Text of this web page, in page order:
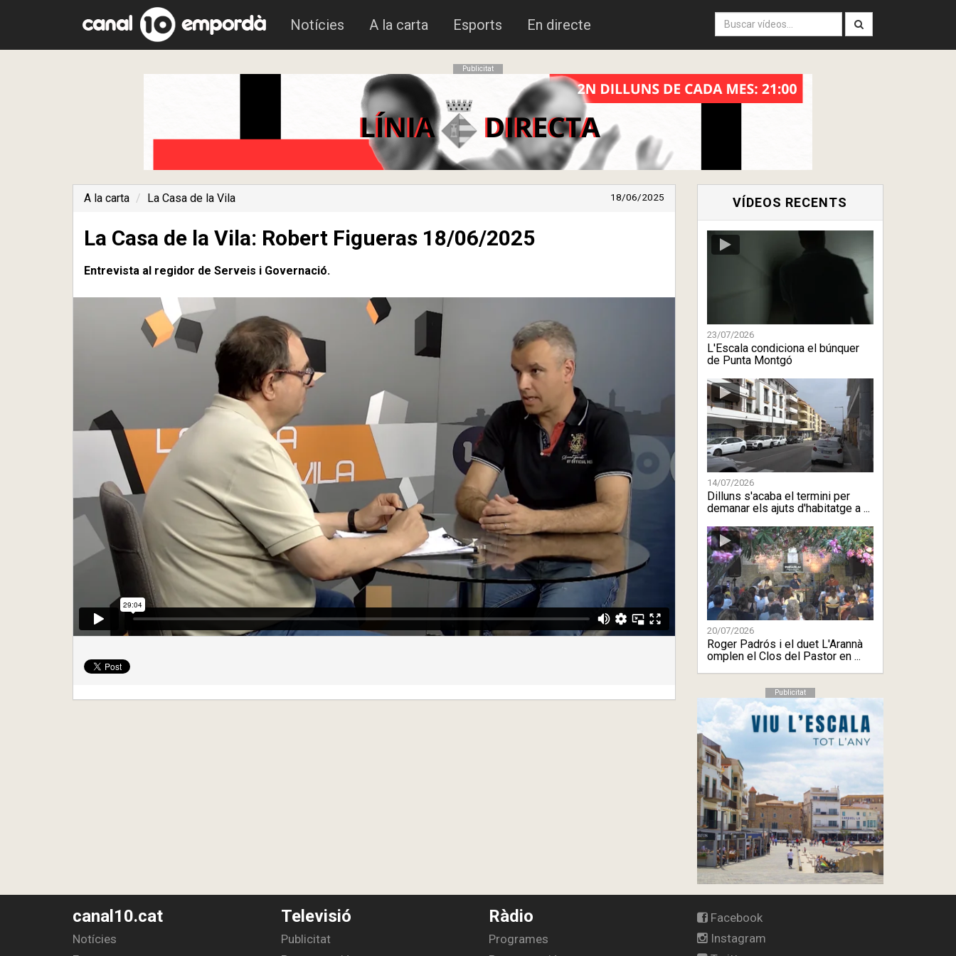
Notícies A la carta Esports En directe
Publicitat
A la carta La Casa de la Vila 18/06/2025
La Casa de la Vila: Robert Figueras 18/06/2025
Entrevista al regidor de Serveis i Governació.
VÍDEOS RECENTS
23/07/2026
L'Escala condiciona el búnquer
de Punta Montgó
14/07/2026
Dilluns s'acaba el termini per
demanar els ajuts d'habitatge a ...
20/07/2026
Roger Padrós i el duet L'Arannà
omplen el Clos del Pastor en ...
Publicitat
canal10.cat
Notícies
Televisió
Publicitat
Ràdio
Programes
Facebook
Instagram